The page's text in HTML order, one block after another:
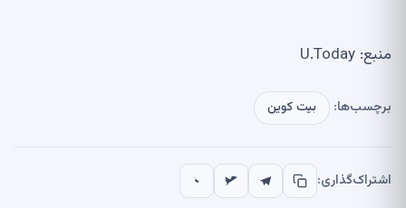
منبع: U.Today
برچسب‌ها: بیت کوین
اشتراک‌گذاری: